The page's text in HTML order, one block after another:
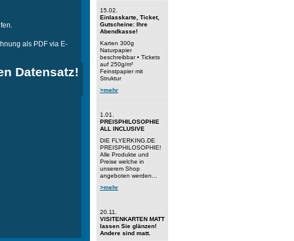
als PDF via E-
Datensatz!
15.02.
Einlasskarte, Ticket,
Gutscheine: Ihre
Abendkasse!
Karten 300g
Naturpapier
beschreibbar • Tickets
auf 250g/m²
Feinstpapier mit
Struktur
>mehr
1.01.
PREISPHILOSOPHIE
ALL INCLUSIVE
DIE FLYERKING.DE
PREISPHILOSOPHIE!
Alle Produkte und
Preise welche in
unserem Shop
angeboten werden...
>mehr
20.11.
VISITENKARTEN MATT
lassen Sie glänzen!
Andere sind matt.